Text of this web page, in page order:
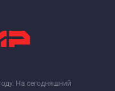
На сегодняшний